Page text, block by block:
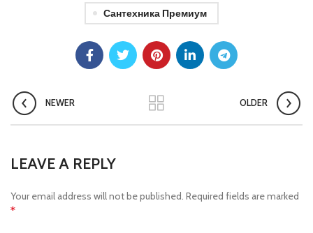
Сантехника Премиум
NEWER OLDER
LEAVE A REPLY
Your email address will not be published. Required fields are marked
*